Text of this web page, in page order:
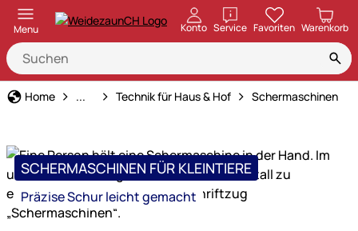
Menu Konto ServiceöffnenFavoriten Warenkorb
Home Haus und Hof
... Technik für Haus & Hof Schermaschinen
SCHERMASCHINEN FÜR KLEINTIERE
Präzise Schur leicht gemacht